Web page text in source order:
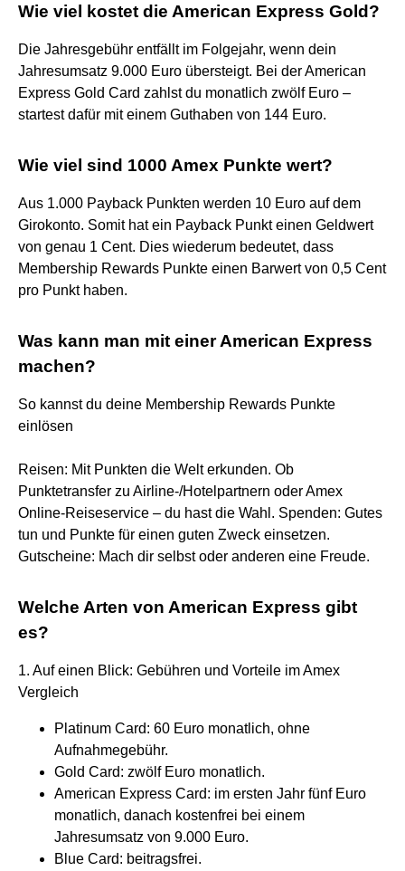
Wie viel kostet die American Express Gold?
Die Jahresgebühr entfällt im Folgejahr, wenn dein
Jahresumsatz 9.000 Euro übersteigt. Bei der American
Express Gold Card zahlst du monatlich zwölf Euro –
startest dafür mit einem Guthaben von 144 Euro.
Wie viel sind 1000 Amex Punkte wert?
Aus 1.000 Payback Punkten werden 10 Euro auf dem
Girokonto. Somit hat ein Payback Punkt einen Geldwert
von genau 1 Cent. Dies wiederum bedeutet, dass
Membership Rewards Punkte einen Barwert von 0,5 Cent
pro Punkt haben.
Was kann man mit einer American Express
machen?
So kannst du deine Membership Rewards Punkte
einlösen
Reisen: Mit Punkten die Welt erkunden. Ob
Punktetransfer zu Airline-/Hotelpartnern oder Amex
Online-Reiseservice – du hast die Wahl. Spenden: Gutes
tun und Punkte für einen guten Zweck einsetzen.
Gutscheine: Mach dir selbst oder anderen eine Freude.
Welche Arten von American Express gibt
es?
1. Auf einen Blick: Gebühren und Vorteile im Amex
Vergleich
Platinum Card: 60 Euro monatlich, ohne
Aufnahmegebühr.
Gold Card: zwölf Euro monatlich.
American Express Card: im ersten Jahr fünf Euro
monatlich, danach kostenfrei bei einem
Jahresumsatz von 9.000 Euro.
Blue Card: beitragsfrei.